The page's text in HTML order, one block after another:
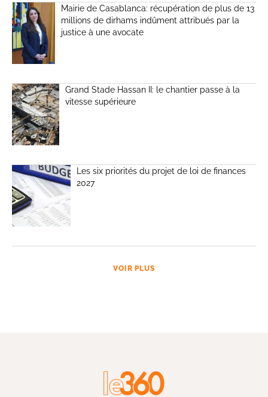
Mairie de Casablanca: récupération de plus de 13
millions de dirhams indûment attribués par la
justice à une avocate
Grand Stade Hassan II: le chantier passe à la
vitesse supérieure
Les six priorités du projet de loi de finances
2027
VOIR PLUS